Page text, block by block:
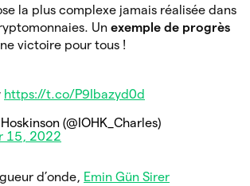
la plus complexe jamais réalisée dans
Un exemple de progrès
victoire pour tous !
https://t.co/P9Ibazyd0d
(@IOHK_Charles)
15, 2022
d’onde, Emin Gün Sirer